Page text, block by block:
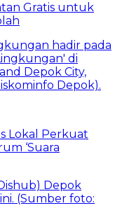
Gratis untuk
Lokal Perkuat
‘Suara